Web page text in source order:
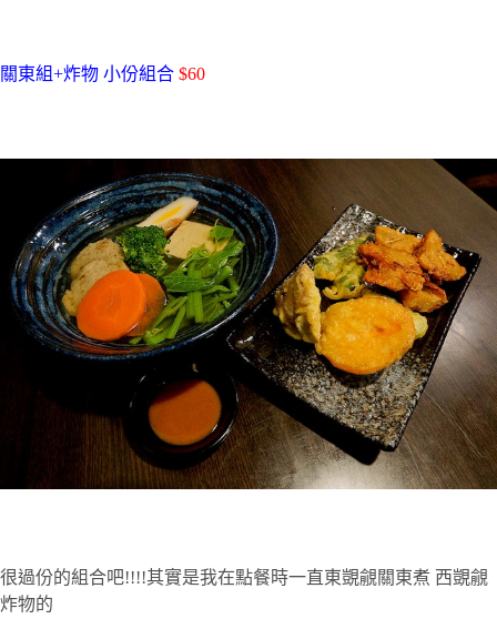
關東組+炸物 小份組合 $60
很過份的組合吧!!!!其實是我在點餐時一直東覬覦關東煮 西覬覦
炸物的